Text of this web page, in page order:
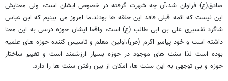
صادق(ع) فراوان شد،آن چه شهرت گرفته در خصوص ایشان است، ولی معنایش
این نیست که ائمه قبلی فاقد این حلقه ها بودند.ما امروز می بینیم که ابن عباس
شاگرد تفسیری علی بن ابی طالب (ع) است، واقعا ایشان حوزه درسی به این معنا
داشته است و خود پیامبر اکرم (ص)،اولین معلم و تاسیس کننده حوزه های علمیه
بوده است لذا سنت های موجود در حوزه بسیار ارزشمند است و تغییر ساختار
حوزه و بی توجهی به این سنت ها، امکان از بین رفتن سنت ها را دارد.